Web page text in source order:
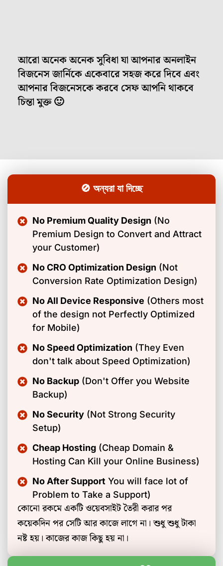
আরো অনেক অনেক সুবিধা যা আপনার অনলাইন
বিজনেস জার্নিকে একেবারে সহজ করে দিবে এবং
আপনার বিজনেসকে করবে সেফ আপনি থাকবে
চিন্তা মুক্ত 🙂
🚫 অন্যরা যা দিচ্ছে
No Premium Quality Design (No
Premium Design to Convert and Attract
your Customer)
No CRO Optimization Design (Not
Conversion Rate Optimization Design)
No All Device Responsive (Others most
of the design not Perfectly Optimized
for Mobile)
No Speed Optimization (They Even
don't talk about Speed Optimization)
No Backup (Don't Offer you Website
Backup)
No Security (Not Strong Security
Setup)
Cheap Hosting (Cheap Domain &
Hosting Can Kill your Online Business)
No After Support You will face lot of
Problem to Take a Support)
কোনো রকমে একটি ওয়েবসাইট তৈরী করার পর
কয়েকদিন পর সেটি আর কাজে লাগে না। শুধু শুধু টাকা
নষ্ট হয়। কাজের কাজ কিছু হয় না।